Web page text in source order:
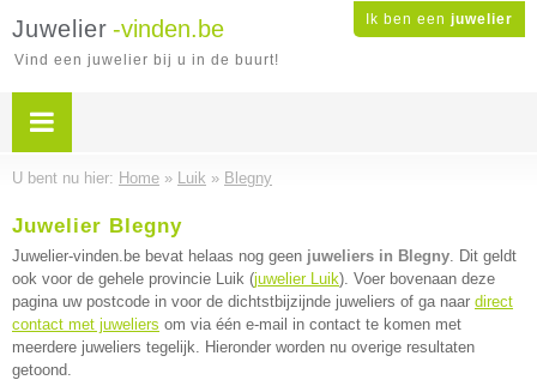
Ik ben een juwelier
Juwelier -vinden.be
Vind een juwelier bij u in de buurt!
U bent nu hier: Home » Luik » Blegny
Juwelier Blegny
Juwelier-vinden.be bevat helaas nog geen juweliers in Blegny. Dit geldt
ook voor de gehele provincie Luik (juwelier Luik). Voer bovenaan deze
pagina uw postcode in voor de dichtstbijzijnde juweliers of ga naar direct
contact met juweliers om via één e-mail in contact te komen met
meerdere juweliers tegelijk. Hieronder worden nu overige resultaten
getoond.